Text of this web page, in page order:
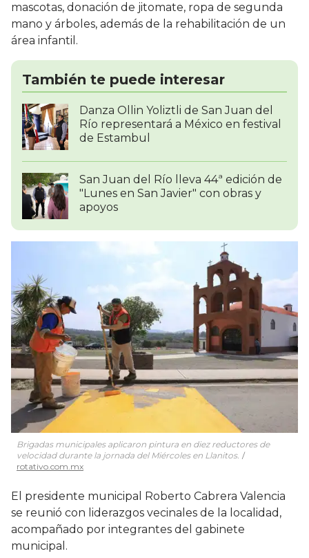
mascotas, donación de jitomate, ropa de segunda
mano y árboles, además de la rehabilitación de un
área infantil.
También te puede interesar
Danza Ollin Yoliztli de San Juan del
Río representará a México en festival
de Estambul
San Juan del Río lleva 44ª edición de
"Lunes en San Javier" con obras y
apoyos
Brigadas municipales aplicaron pintura en diez reductores de
velocidad durante la jornada del Miércoles en Llanitos.
rotativo.com.mx
El presidente municipal Roberto Cabrera Valencia
se reunió con liderazgos vecinales de la localidad,
acompañado por integrantes del gabinete
municipal.